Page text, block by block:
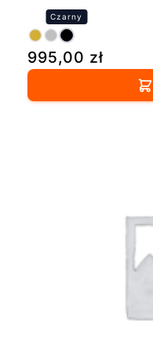
995,00 zł